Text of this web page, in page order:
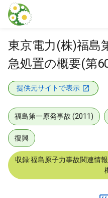
本文に飛ぶ
東京電力(株)福島
急処置の概要(第
提供元サイトで表示
福島第一原発事故 (2011)
復興
収録:福島原子力事故関連情